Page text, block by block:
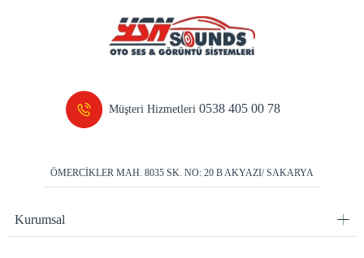
Müşteri Hizmetleri0538 405 00 78
ÖMERCİKLER MAH. 8035 SK. NO: 20 B AKYAZI/ SAKARYA
Kurumsal